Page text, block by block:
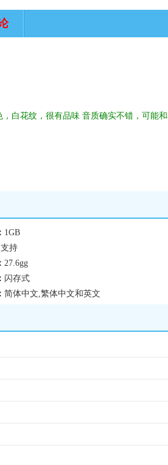
白花纹，很有品味 音质确实不错，可能
1GB
支持
27.6gg
闪存式
简体中文,繁体中文和英文